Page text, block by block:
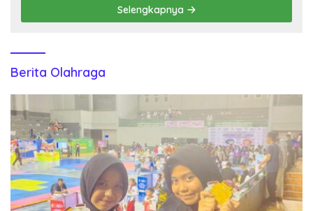
Selengkapnya
Berita Olahraga